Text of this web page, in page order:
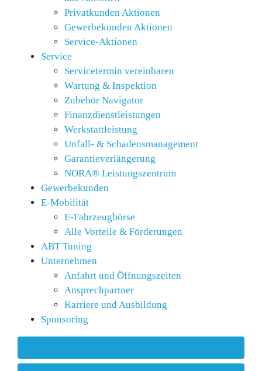
Privatkunden Aktionen
Gewerbekunden Aktionen
Service-Aktionen
Service
Servicetermin vereinbaren
Wartung & Inspektion
Zubehör Navigator
Finanzdienstleistungen
Werkstattleistung
Unfall- & Schadensmanagement
Garantieverlängerung
NORA® Leistungszentrum
Gewerbekunden
E-Mobilität
E-Fahrzeugbörse
Alle Vorteile & Förderungen
ABT Tuning
Unternehmen
Anfahrt und Öffnungszeiten
Ansprechpartner
Karriere und Ausbildung
Sponsoring